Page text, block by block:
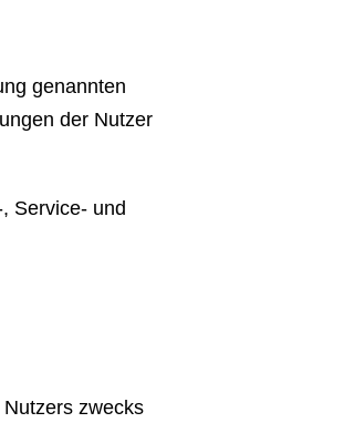
genannten
der Nutzer
Service- und
zwecks